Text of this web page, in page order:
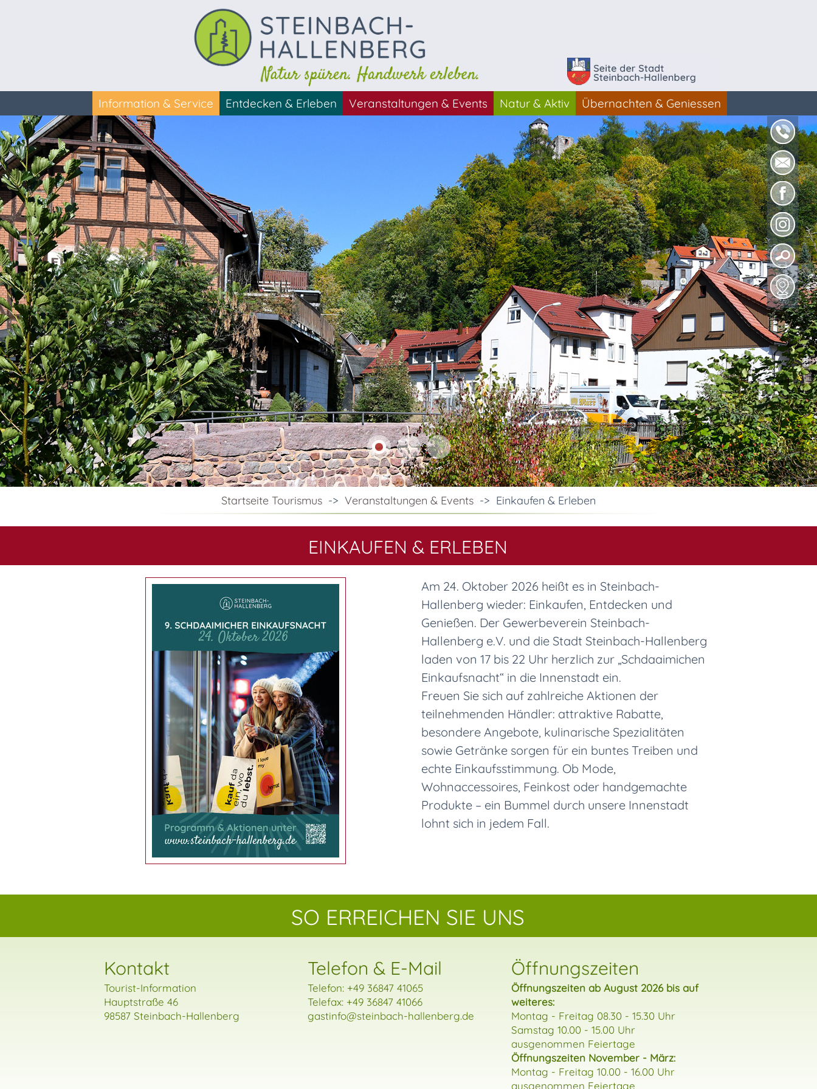
Information & Service Entdecken & Erleben Veranstaltungen & Events Natur & Aktiv Übernachten & Geniessen
Startseite Tourismus -> Veranstaltungen & Events -> Einkaufen & Erleben
EINKAUFEN & ERLEBEN
Am 24. Oktober 2026 heißt es in Steinbach-
Hallenberg wieder: Einkaufen, Entdecken und
Genießen. Der Gewerbeverein Steinbach-
Hallenberg e.V. und die Stadt Steinbach-Hallenberg
laden von 17 bis 22 Uhr herzlich zur „Schdaaimichen
Einkaufsnacht“ in die Innenstadt ein.
Freuen Sie sich auf zahlreiche Aktionen der
teilnehmenden Händler: attraktive Rabatte,
besondere Angebote, kulinarische Spezialitäten
sowie Getränke sorgen für ein buntes Treiben und
echte Einkaufsstimmung. Ob Mode,
Wohnaccessoires, Feinkost oder handgemachte
Produkte – ein Bummel durch unsere Innenstadt
lohnt sich in jedem Fall.
SO ERREICHEN SIE UNS
Kontakt
Tourist-Information
Hauptstraße 46
98587 Steinbach-Hallenberg
Telefon & E-Mail
Telefon: +49 36847 41065
Telefax: +49 36847 41066
gastinfo@steinbach-hallenberg.de
Öffnungszeiten
Öffnungszeiten ab August 2026 bis auf
weiteres:
Montag - Freitag 08.30 - 15.30 Uhr
Samstag 10.00 - 15.00 Uhr
ausgenommen Feiertage
Öffnungszeiten November - März:
Montag - Freitag 10.00 - 16.00 Uhr
ausgenommen Feiertage